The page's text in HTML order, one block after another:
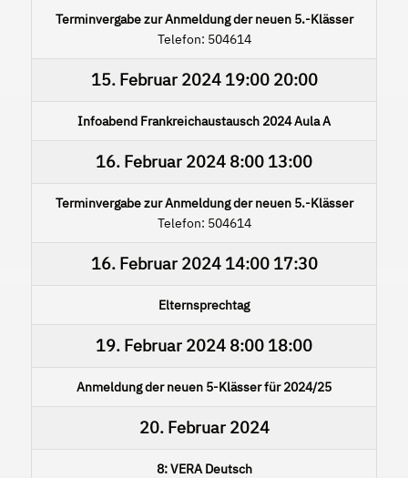
Terminvergabe zur Anmeldung der neuen 5.-Klässer
Telefon: 504614
15. Februar 202419:00 20:00
Infoabend Frankreichaustausch 2024 Aula A
16. Februar 2024 8:00 13:00
Terminvergabe zur Anmeldung der neuen 5.-Klässer
Telefon: 504614
16. Februar 202414:00 17:30
Elternsprechtag
19. Februar 2024 8:00 18:00
Anmeldung der neuen 5-Klässer für 2024/25
20. Februar 2024
8: VERA Deutsch